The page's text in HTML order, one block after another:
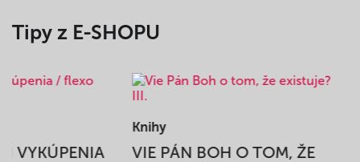
Tipy z E-SHOPU
VYKÚPENIA
Knihy
VIE PÁN BOH O TOM, ŽE